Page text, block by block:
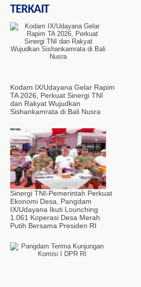
TERKAIT
Kodam IX/Udayana Gelar Rapim
TA 2026, Perkuat Sinergi TNI
dan Rakyat Wujudkan
Sishankamrata di Bali Nusra
Sinergi TNI-Pemerintah Perkuat
Ekonomi Desa, Pangdam
IX/Udayana Ikuti Lounching
1.061 Koperasi Desa Merah
Putih Bersama Presiden RI